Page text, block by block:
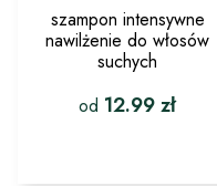
szampon intensywne
nawilżenie do włosów
suchych
od 12.99zł